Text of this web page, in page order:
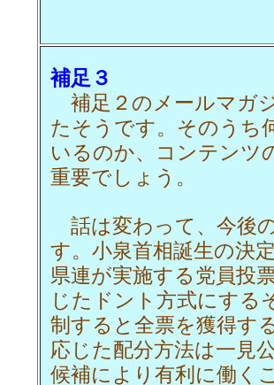
補足３
補足２のメールマガ
たそうです。そのうち
いるのか、コンテンツ
重要でしょう。
話は変わって、今後
す。小泉首相誕生の決
県連が実施する党員投
じたドント方式にする
制すると全票を獲得す
応じた配分方法は一見
候補により有利に働く